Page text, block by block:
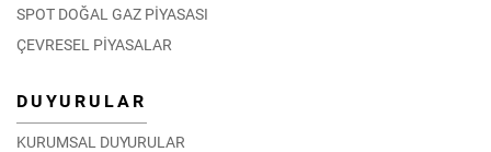
SPOT DOĞAL GAZ PİYASASI
ÇEVRESEL PİYASALAR
DUYURULAR
KURUMSAL DUYURULAR